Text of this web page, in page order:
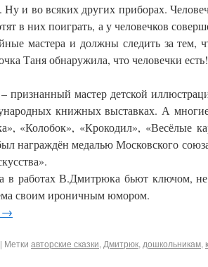
Ну и во всяких других приборах.
в них поиграть, а у человечков
мастера и должны следить за тем,
Таня обнаружила, что человечки
– признанный мастер детской
книжных выставках. А
«Колобок», «Крокодил», «Весёлые
награждён медалью Московского
в работах В.Дмитрюка бьют ключом,
своим ироничным юмором.
→
| Метки авторские сказки, Дмитрюк, дошкольникам,